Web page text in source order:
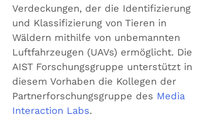
Verdeckungen, der die Identifizierung
und Klassifizierung von Tieren in
Wäldern mithilfe von unbemannten
Luftfahrzeugen (UAVs) ermöglicht. Die
AIST Forschungsgruppe unterstützt in
diesem Vorhaben die Kollegen der
Partnerforschungsgruppe des Media
Interaction Labs.